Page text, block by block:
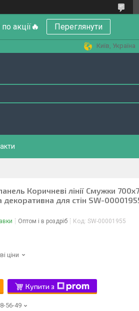
акції🔥 Переглянути
Київ, Україна
Коричневі лінії Смужки
для стін SW-
Оптом і в роздріб Код: SW-00001955
ціни
Купити з
56-49